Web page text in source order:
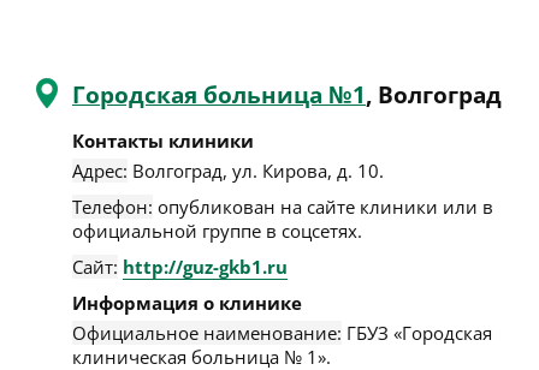
Городская больница №1, Волгоград
Контакты клиники
Адрес: Волгоград, ул. Кирова, д. 10.
Телефон: опубликован на сайте клиники или в
официальной группе в соцсетях.
Сайт: http://guz-gkb1.ru
Информация о клинике
Официальное наименование: ГБУЗ «Городская
клиническая больница № 1».